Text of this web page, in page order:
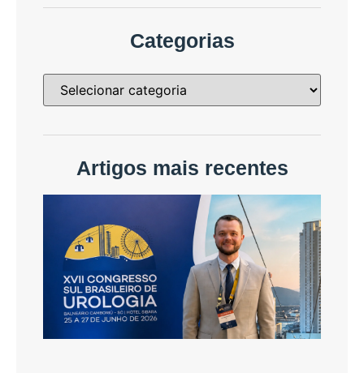
Categorias
Artigos mais recentes